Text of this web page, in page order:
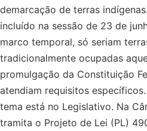
demarcação de terras
incluído na sessão de 23 de
marco temporal, só seriam
tradicionalmente ocupadas
promulgação da Constituição
atendiam requisitos
tema está no Legislativo. Na
tramita o Projeto de Lei (PL)